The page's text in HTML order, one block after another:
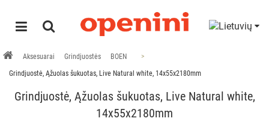
Aksesuarai Grindjuostės
BOEN
Grindjuostė, Ąžuolas šukuotas, Live Natural white, 14x55x2180mm
Grindjuostė, Ąžuolas šukuotas, Live Natural white,
14x55x2180mm